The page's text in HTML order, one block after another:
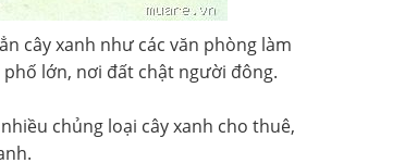
cây xanh như các văn phòng làm
lớn, nơi đất chật người đông.
chủng loại cây xanh cho thuê,